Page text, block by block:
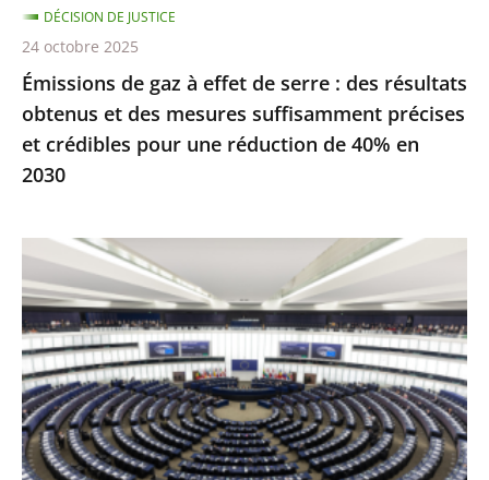
obtenus
et
des
mesures
suffisamment
précises
crédibles
pour
une
réduction
de
40%
en
2030
Émissions de gaz à effet de serre : des résultats
obtenus et des mesures suffisamment précises
et crédibles pour une réduction de 40% en
2030
DÉCISION DE JUSTICE
24 octobre 2025
Inéligibilité
avec
exécution
provisoire
:
seule
une
condamnation